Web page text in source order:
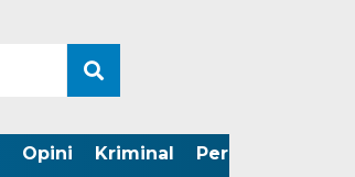
Opini Kriminal Peristiwa